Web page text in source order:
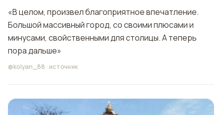
«В целом, произвел благоприятное впечатление.
Большой массивный город, со своими плюсами и
минусами, свойственными для столицы. А теперь
пора дальше»
@kolyan_88 · источник